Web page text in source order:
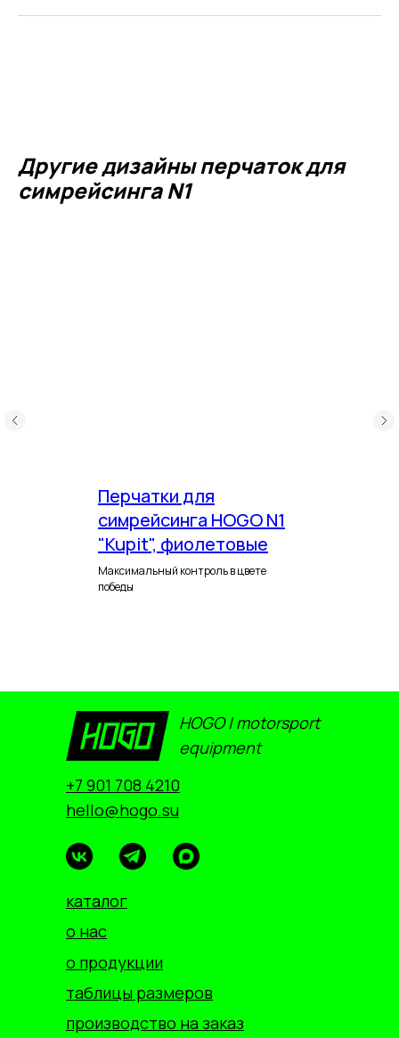
Другие дизайны перчаток для
симрейсинга N1
Перчатки для
симрейсинга HOGO N1
"Kupit", фиолетовые
Максимальный контроль в цвете
победы
HOGO | motorsport
equipment
+7 901 708 4210
hello@hogo.su
о продукции
каталог
таблицы размеров
производство на заказ
о нас